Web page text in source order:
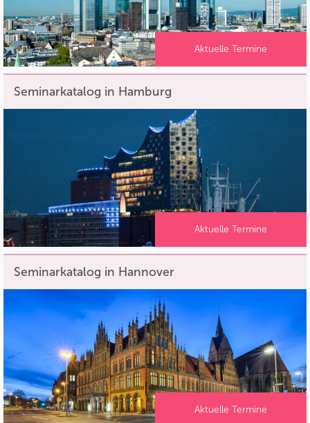
Aktuelle Termine
Seminarkatalog in Hamburg
Aktuelle Termine
Seminarkatalog in Hannover
Aktuelle Termine